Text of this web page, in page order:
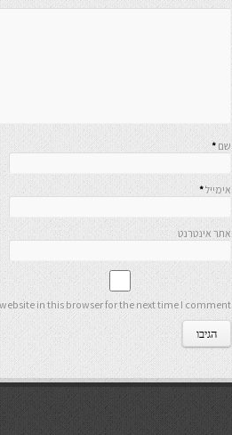
שם *
אימייל*
אתר אינטרנט
in this browser for the next time I comment.